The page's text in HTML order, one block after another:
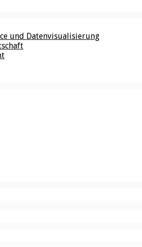
und Datenvisualisierung